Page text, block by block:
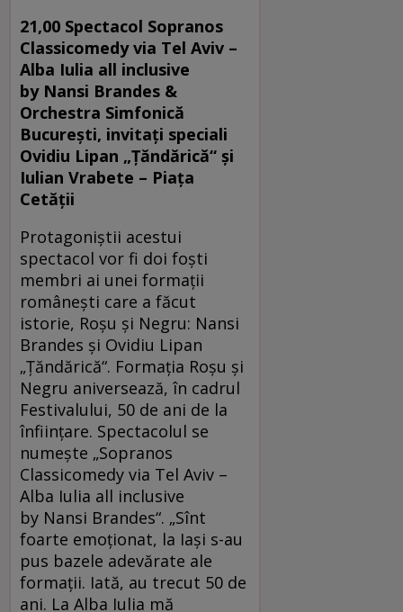
21,00 Spectacol Sopranos
Classicomedy via Tel Aviv –
Alba Iulia all inclusive
by Nansi Brandes &
Orchestra Simfonică
București, invitați speciali
Ovidiu Lipan „Țăndărică“ și
Iulian Vrabete – Piața
Cetății
Protagoniştii acestui
spectacol vor fi doi foşti
membri ai unei formaţii
româneşti care a făcut
istorie, Roşu şi Negru: Nansi
Brandes şi Ovidiu Lipan
„Ţăndărică“. Formaţia Roşu şi
Negru aniversează, în cadrul
Festivalului, 50 de ani de la
înfiinţare. Spectacolul se
numeşte „Sopranos
Classicomedy via Tel Aviv –
Alba Iulia all inclusive
by Nansi Brandes“. „Sînt
foarte emoţionat, la Iaşi s-au
pus bazele adevărate ale
formaţii. Iată, au trecut 50 de
ani. La Alba Iulia mă